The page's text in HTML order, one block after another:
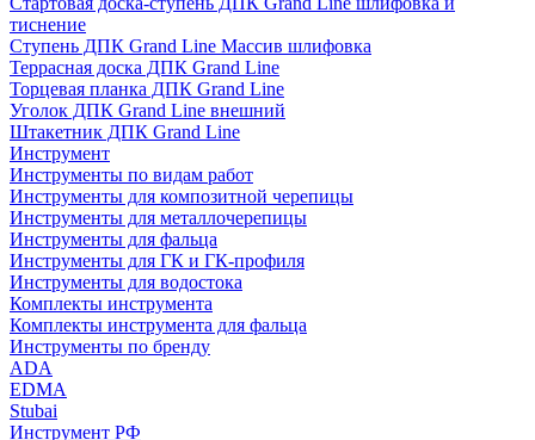
тиснение
Ступень ДПК Grand Line Массив шлифовка
Террасная доска ДПК Grand Line
Торцевая планка ДПК Grand Line
Уголок ДПК Grand Line внешний
Штакетник ДПК Grand Line
Инструмент
Инструменты по видам работ
Инструменты для композитной черепицы
Инструменты для металлочерепицы
Инструменты для фальца
Инструменты для ГК и ГК-профиля
Инструменты для водостока
Комплекты инструмента
Комплекты инструмента для фальца
Инструменты по бренду
ADA
EDMA
Stubai
Инструмент РФ